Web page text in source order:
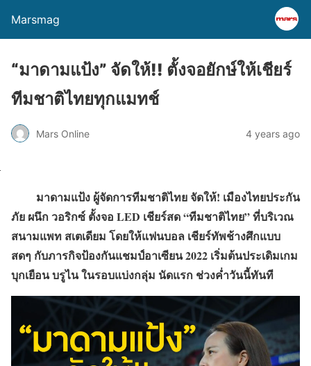
Marsmag
“มาดามแป้ง” จัดให้!! ตั้งจอยักษ์ให้เชียร์
ทีมชาติไทยทุกแมทช์
Mars Online 4 years ago
มาดามแป้ง ผู้จัดการทีมชาติไทย จัดให้! เมืองไทยประกัน
ภัย ผนึก วอริกซ์ ตั้งจอ LED เชียร์สด “ทีมชาติไทย” ที่บริเวณ
สนามแพท สเตเดียม โดยให้แฟนบอล เชียร์ทัพช้างศึกแบบ
สดๆ กับภารกิจป้องกันแชมป์อาเซียน 2022 เริ่มต้นประเดิมเกม
บุกเยือน บรูไน ในรอบแบ่งกลุ่ม นัดแรก ช่วงค่ำวันนี้ทันที